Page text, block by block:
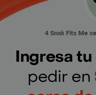
4 Snak Fits Me
Ingresa
pedir en